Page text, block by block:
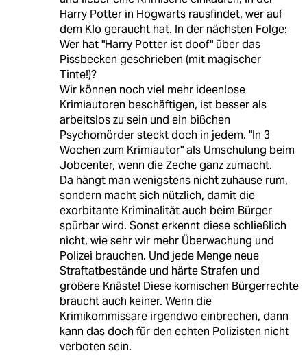
Harry Potter in Hogwarts rausfindet, wer auf
dem Klo geraucht hat. In der nächsten Folge:
Wer hat "Harry Potter ist doof" über das
Pissbecken geschrieben (mit magischer
Tinte!)?
Wir können noch viel mehr ideenlose
Krimiautoren beschäftigen, ist besser als
arbeitslos zu sein und ein bißchen
Psychomörder steckt doch in jedem. "In 3
Wochen zum Krimiautor" als Umschulung beim
Jobcenter, wenn die Zeche ganz zumacht.
Da hängt man wenigstens nicht zuhause rum,
sondern macht sich nützlich, damit die
exorbitante Kriminalität auch beim Bürger
spürbar wird. Sonst erkennt diese schließlich
nicht, wie sehr wir mehr Überwachung und
Polizei brauchen. Und jede Menge neue
Straftatbestände und härte Strafen und
größere Knäste! Diese komischen Bürgerrechte
braucht auch keiner. Wenn die
Krimikommissare irgendwo einbrechen, dann
kann das doch für den echten Polizisten nicht
verboten sein.